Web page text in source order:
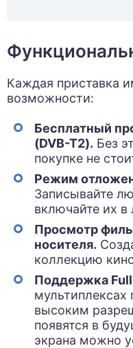
Каждая приставка
возможности:
Бесплатный
(DVB-T2). Без
покупке не
Режим
Записывайте
включайте их
Просмотр
носителя.
коллекцию
Поддержка Full
мультиплексах
высоким
появятся в
экрана можно